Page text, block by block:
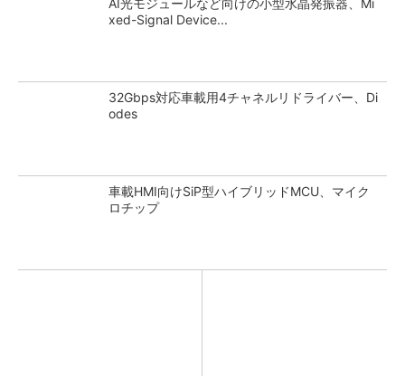
AI光モジュールなど向けの小型水晶発振器、Mi
xed-Signal Device...
32Gbps対応車載用4チャネルリドライバー、Di
odes
車載HMI向けSiP型ハイブリッドMCU、マイク
ロチップ